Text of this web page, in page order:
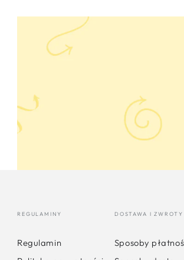
REGULAMINY
Regulamin
DOSTAWA I ZWROTY
Sposoby